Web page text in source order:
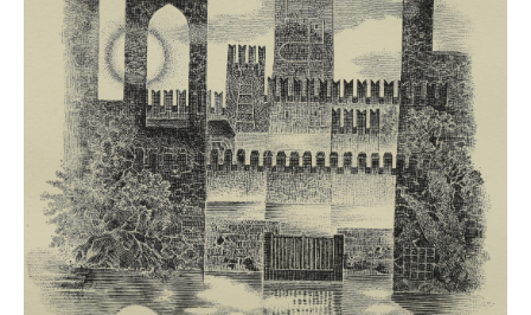
Themenflyer: Michel Wagner
Weitere Themenflyer
Buchempfehlungen
Richild Holt – Farbe und Linie
Theodor Zeller (1900-1986) Maler und
Visionär
Walter Becker (1893-1984) Malerei und Grafik